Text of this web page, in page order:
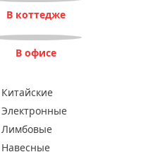
В коттедже
В офисе
Китайские
Электронные
Лимбовые
Навесные